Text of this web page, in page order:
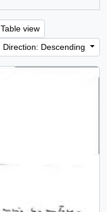
Table view
Direction: Descending